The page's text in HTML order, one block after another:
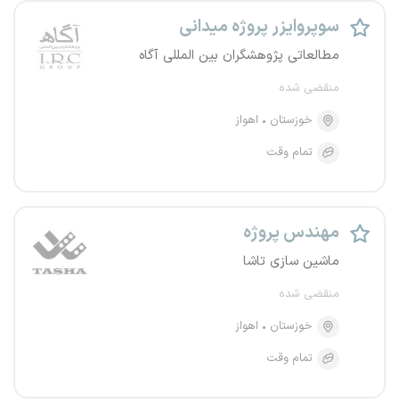
سوپروایزر پروژه میدانی
مطالعاتی پژوهشگران بین المللی آگاه
منقضی شده
خوزستان
اهواز
تمام وقت
مهندس پروژه
ماشین سازی تاشا
منقضی شده
خوزستان
اهواز
تمام وقت